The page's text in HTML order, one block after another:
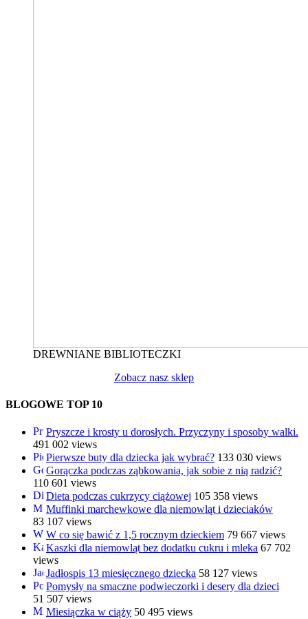
DREWNIANE BIBLIOTECZKI
Zobacz nasz sklep
BLOGOWE TOP 10
Pryszcze i krosty u dorosłych. Przyczyny i sposoby walki.
491 002 views
Pierwsze buty dla dziecka jak wybrać? 133 030 views
Gorączka podczas ząbkowania, jak sobie z nią radzić?
110 601 views
Dieta podczas cukrzycy ciążowej 105 358 views
Muffinki marchewkowe dla niemowląt i dzieciaków
83 107 views
W co się bawić z 1,5 rocznym dzieckiem 79 667 views
Kaszki dla niemowląt bez dodatku cukru i mleka 67 702
views
Jadłospis 13 miesięcznego dziecka 58 127 views
Pomysły na smaczne podwieczorki i desery dla dzieci
51 507 views
Miesiączka w ciąży 50 495 views